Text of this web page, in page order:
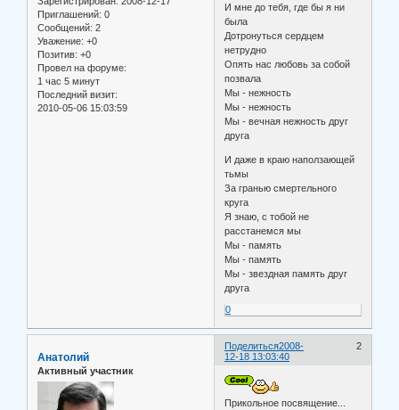
Приглашений: 0
Сообщений: 2
Уважение: +0
Позитив: +0
Провел на форуме:
1 час 5 минут
Последний визит:
2010-05-06 15:03:59
И мне до тебя, где бы я ни
была
Дотронуться сердцем
нетрудно
Опять нас любовь за собой
позвала
Мы - нежность
Мы - нежность
Мы - вечная нежность друг
друга
И даже в краю наползающей
тьмы
За гранью смертельного
круга
Я знаю, с тобой не
расстанемся мы
Мы - память
Мы - память
Мы - звездная память друг
друга
0
Поделиться 2
2008-
12-18 13:03:40
Анатолий
Активный участник
Прикольное посвящение...